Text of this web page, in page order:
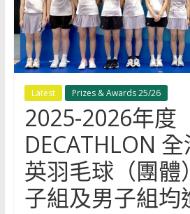
Latest Prizes & Awards 25/26
2025-2026年度
DECATHLON
英羽毛球（團體
子組及男子組均